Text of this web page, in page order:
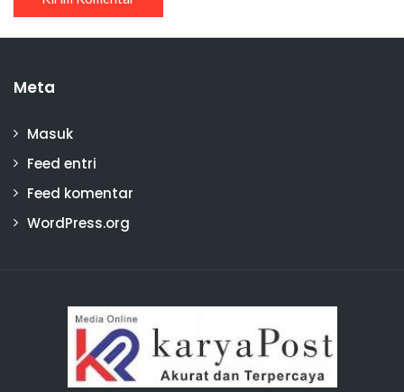
Meta
Masuk
Feed entri
Feed komentar
WordPress.org